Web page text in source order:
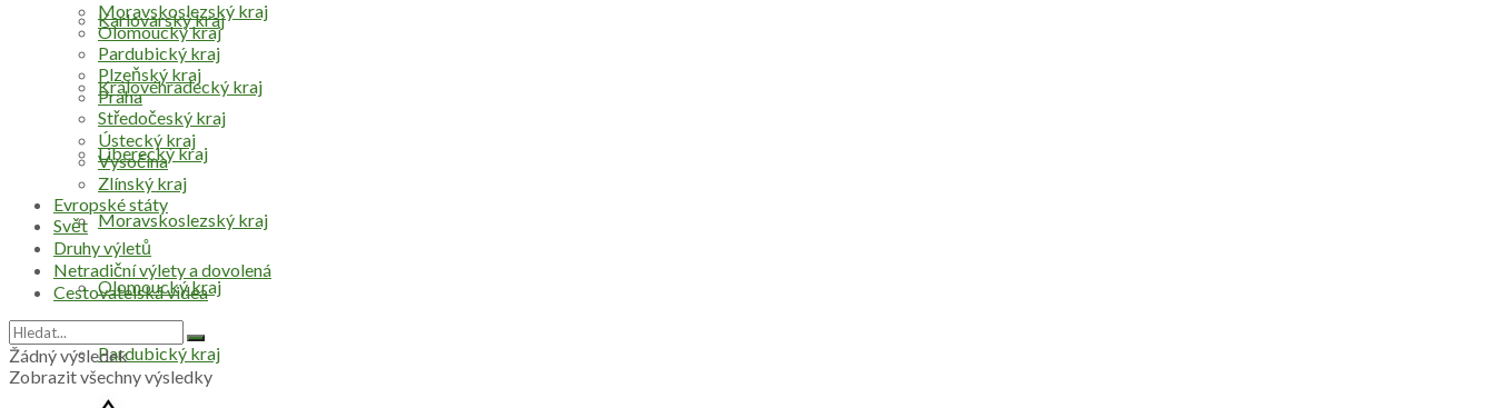
Karlovarský kraj
Královéhradecký kraj
Liberecký kraj
Moravskoslezský kraj
Olomoucký kraj
Pardubický kraj
Moravskoslezský kraj
Olomoucký kraj
Pardubický kraj
Plzeňský kraj
Praha
Středočeský kraj
Ústecký kraj
Vysočina
Zlínský kraj
Evropské státy
Svět
Druhy výletů
Netradiční výlety a dovolená
Cestovatelská videa
Žádný výsledek
Zobrazit všechny výsledky